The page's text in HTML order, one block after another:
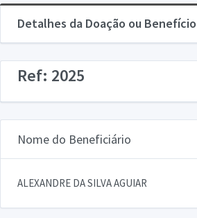
Detalhes da Doação ou Benefício
Ref: 2025
Nome do Beneficiário
ALEXANDRE DA SILVA AGUIAR